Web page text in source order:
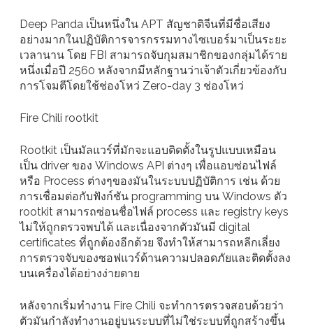
Deep Panda เป็นหนึ่งใน APT สัญชาติจีนที่มีชื่อเสียง
อย่างมากในปฏิบัติการจารกรรมทางไซเบอร์มาเป็นระยะ
เวลานาน โดย FBI สามารถจับกุมสมาชิกของกลุ่มได้ราย
หนึ่งเมื่อปี 2560 หลังจากมีหลักฐานว่าเจ้าตัวเกี่ยวข้องกับ
การโจมตีโดยใช้ช่องโหว่ Zero-day 3 ช่องโหว่
Fire Chili rootkit
Rootkit เป็นมัลแวร์ที่มักจะแอบติดตั้งในรูปแบบเหมือน
เป็น driver ของ Windows API ต่างๆ เพื่อแอบซ่อนไฟล์
หรือ Process ต่างๆของมันในระบบปฏิบัติการ เช่น ด้วย
การเชื่อมต่อกับฟังก์ชัน programming บน Windows ตัว
rootkit สามารถซ่อนชื่อไฟล์ process และ registry keys
ไม่ให้ถูกตรวจพบได้ และเนื่องจากตัวมันมี digital
certificates ที่ถูกต้องอีกด้วย จึงทำให้สามารถหลีกเลี่ยง
การตรวจจับของซอฟแวร์ด้านความปลอดภัยและติดตั้งลง
บนเครื่องได้อย่างง่ายดาย
หลังจากเริ่มทำงาน Fire Chili จะทำการตรวจสอบด้วยว่า
ตัวมันกำลังทำงานอยู่บนระบบที่ไม่ใช่ระบบที่ถูกสร้างขึ้น